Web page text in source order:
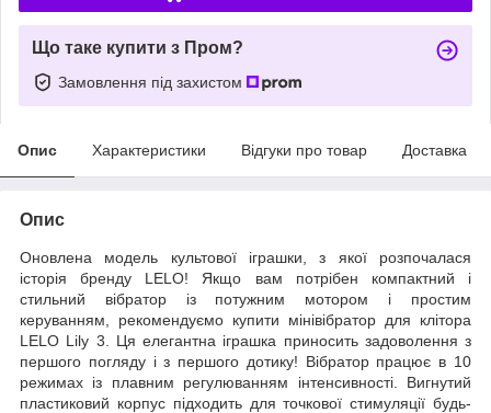
Що таке купити з Пром?
Замовлення під захистом
Опис Характеристики Відгуки про товар Доставка
Опис
Оновлена модель культової іграшки, з якої розпочалася
історія бренду LELO! Якщо вам потрібен компактний і
стильний вібратор із потужним мотором і простим
керуванням, рекомендуємо купити мінівібратор для клітора
LELO Lily 3. Ця елегантна іграшка приносить задоволення з
першого погляду і з першого дотику! Вібратор працює в 10
режимах із плавним регулюванням інтенсивності. Вигнутий
пластиковий корпус підходить для точкової стимуляції будь-